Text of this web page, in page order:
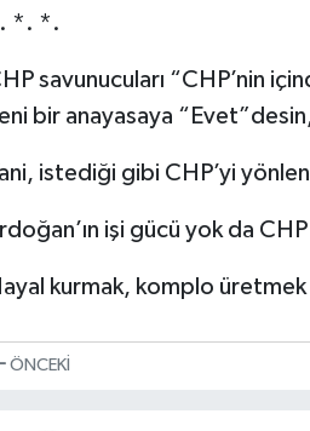
*. *.
savunucuları “CHP’nin
bir anayasaya
istediği gibi CHP’yi
işi gücü yok da
kurmak, komplo
ÖNCEKI